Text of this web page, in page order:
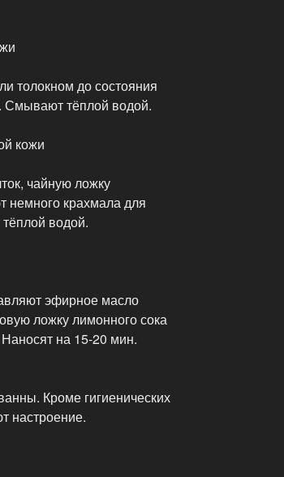
толокном до состояния
Смывают тёплой водой.
кожи
чайную ложку
немного крахмала для
водой.
эфирное масло
ложку лимонного сока
на 15-20 мин.
Кроме гигиенических
настроение.